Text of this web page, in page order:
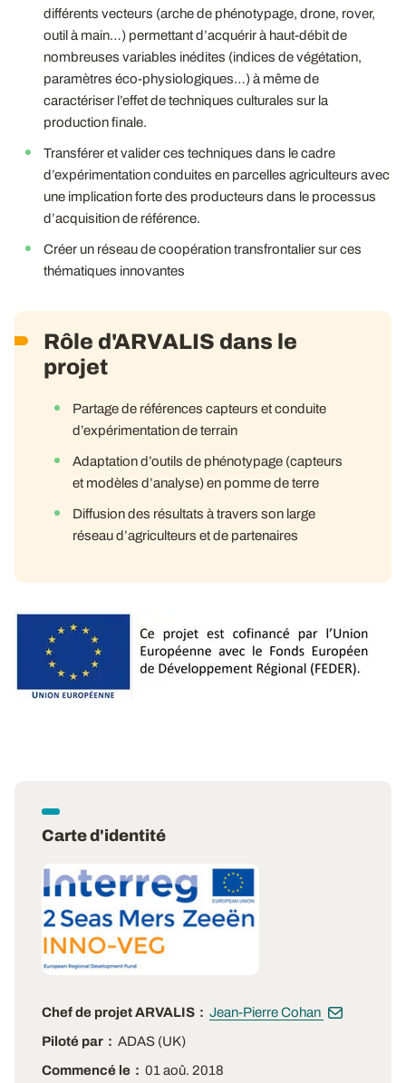
différents vecteurs (arche de phénotypage, drone, rover,
outil à main…) permettant d’acquérir à haut-débit de
nombreuses variables inédites (indices de végétation,
paramètres éco-physiologiques…) à même de
caractériser l’effet de techniques culturales sur la
production finale.
Transférer et valider ces techniques dans le cadre
d’expérimentation conduites en parcelles agriculteurs avec
une implication forte des producteurs dans le processus
d’acquisition de référence.
Créer un réseau de coopération transfrontalier sur ces
thématiques innovantes
Rôle d'ARVALIS dans le
projet
Partage de références capteurs et conduite
d’expérimentation de terrain
Adaptation d’outils de phénotypage (capteurs
et modèles d’analyse) en pomme de terre
Diffusion des résultats à travers son large
réseau d’agriculteurs et de partenaires
Carte d'identité
Chef de projet ARVALIS
Jean-Pierre Cohan
Piloté par
ADAS (UK)
Commencé le
01 aoû. 2018